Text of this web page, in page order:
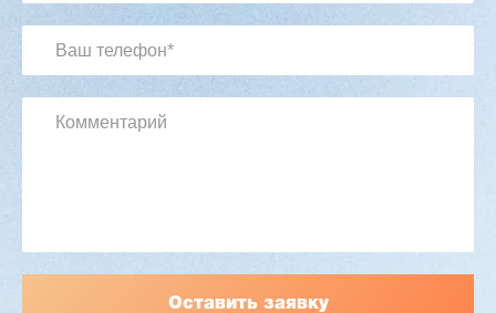
2 901 639 ₽
Артикул: 2497
Станок проходного типа